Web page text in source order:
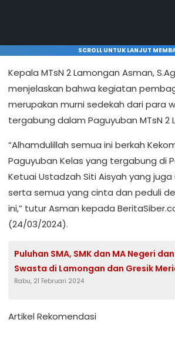
SCROLL UNTUK LANJUT
Kepala MTsN 2 Lamongan Asman,
menjelaskan bahwa kegiatan
merupakan murni sedekah dari para
tergabung dalam Paguyuban MTsN 2
“Alhamdulillah semua ini berkah
Paguyuban Kelas yang tergabung di
Ketuai Ustadzah Siti Aisyah yang juga
serta semua yang cinta dan peduli
ini,” tutur Asman kepada
(24/03/2024).
Puluhan SMA, SMK dan MA Negeri dan
Swasta di Lamongan dan Gresik
Gelaran Expo Study Lanjut MTsN 2
Rabu, 21 Februari 2024
Artikel Rekomendasi